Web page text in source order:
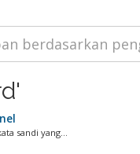
sandi yang...